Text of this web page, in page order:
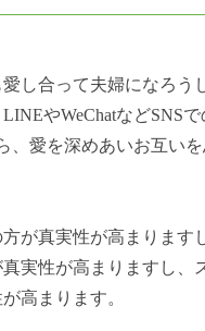
し合って夫婦になろう
やWeChatなどSNS
愛を深めあいお互い
が真実性が高まります
実性が高まりますし
高まります。